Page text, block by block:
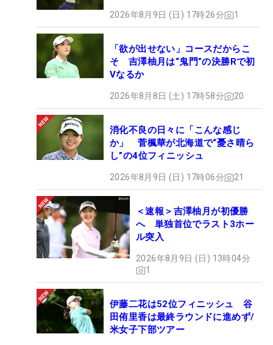
2026年8月9日 (日) 17時26分 1
「欲が出せない」コースだからこ
そ 吉澤柚月は“鬼門”の決勝Rで初
Vなるか
2026年8月8日 (土) 17時58分 20
消化不良の日々に「こんな感じ
か」 菅楓華が北海道で“憂さ晴ら
し”の4位フィニッシュ
2026年8月9日 (日) 17時06分 21
＜速報＞吉澤柚月が初優勝
へ 単独首位でラスト3ホー
ル突入
2026年8月9日 (日) 13時04分
1
伊藤二花は52位フィニッシュ 谷
田侑里香は最終ラウンドに進めず/
米女子下部ツアー